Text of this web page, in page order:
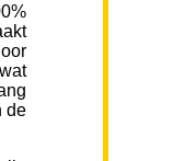
de